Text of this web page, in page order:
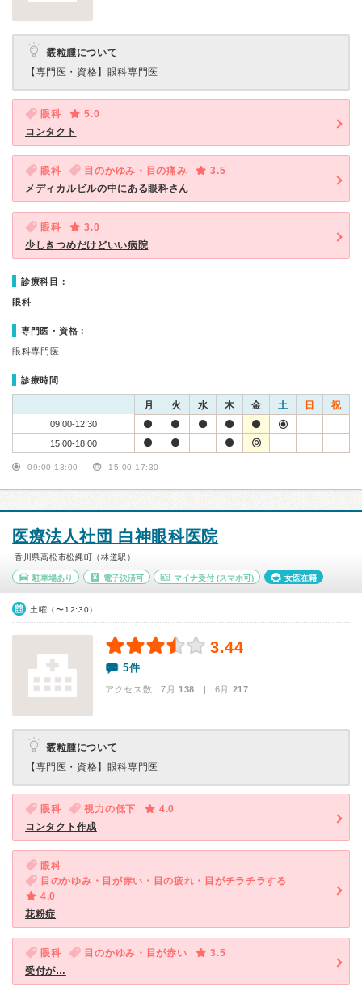
霰粒腫について
【専門医・資格】 眼科専門医
眼科
5.0
コンタクト
眼科 目のかゆみ・目の痛み
3.5
メディカルビルの中にある眼科さん
眼科
3.0
少しきつめだけどいい病院
診療科目：
眼科
専門医・資格：
眼科専門医
診療時間
月 火 水 木 金 土 日 祝
09:00-12:30
15:00-18:00
09:00-13:00 15:00-17:30
医療法人社団 白神眼科医院
香川県高松市松縄町（林道駅）
駐車場あり 電子決済可 マイナ受付 (スマホ可) 女医在籍
土曜（〜12:30）
3.44
5件
アクセス数 7月:138 | 6月:217
霰粒腫について
【専門医・資格】 眼科専門医
眼科 視力の低下
4.0
コンタクト作成
眼科
目のかゆみ・目が赤い・目の疲れ・目がチラチラする
4.0
花粉症
眼科 目のかゆみ・目が赤い
3.5
受付が…